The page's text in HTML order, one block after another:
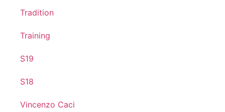
Tradition
Training
S19
S18
Vincenzo Caci